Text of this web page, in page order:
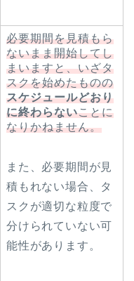
必要期間を見積もら
ないまま開始してし
まいますと、いざタ
スクを始めたものの
スケジュールどおり
に終わらないことに
なりかねません。
また、必要期間が見
積もれない場合、タ
スクが適切な粒度で
分けられていない可
能性があります。